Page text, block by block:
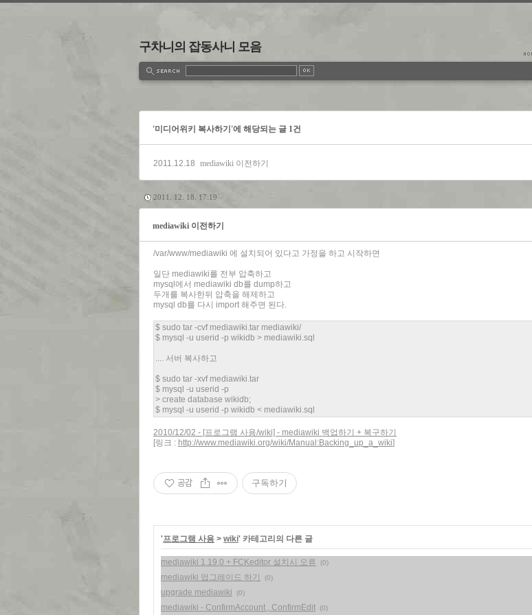
구차니의 잡동사니 모음
'미디어위키 복사하기'에 해당되는 글 1건
2011.12.18 mediawiki 이전하기
2011. 12. 18. 17:19
mediawiki 이전하기
/var/www/mediawiki 에 설치되어 있다고 가정을 하고 시작하면
일단 mediawiki를 전부 압축하고
mysql에서 mediawiki db를 dump하고
두개를 복사한뒤 압축을 해제하고
mysql db를 다시 import 해주면 된다.
$ sudo tar -cvf mediawiki.tar mediawiki/
$ mysql -u userid -p wikidb > mediawiki.sql
.... 서버 복사하고
$ sudo tar -xvf mediawiki.tar
$ mysql -u userid -p
> create database wikidb;
$ mysql -u userid -p wikidb < mediawiki.sql
2010/12/02 - [프로그램 사용/wiki] - mediawiki 백업하기 + 복구하기
[링크 : http://www.mediawiki.org/wiki/Manual:Backing_up_a_wiki]
공감 구독하기
'프로그램 사용 > wiki' 카테고리의 다른 글
mediawiki 1.19.0 + FCKeditor 설치시 오류 (0)
mediawiki 업그레이드 하기 (0)
upgrade mediawiki (0)
mediawiki - ConfirmAccount , ConfirmEdit (0)